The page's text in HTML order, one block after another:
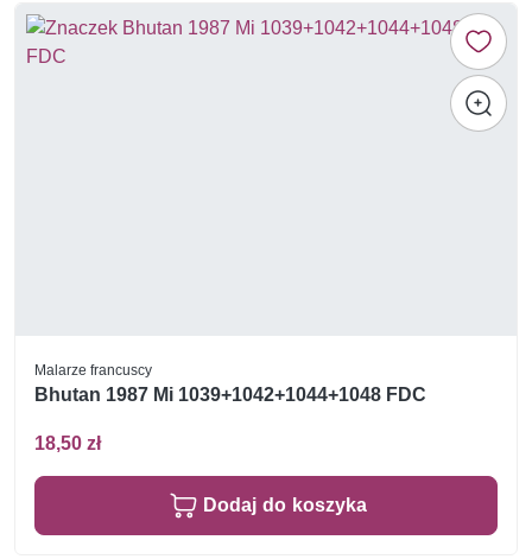
Malarze francuscy
Bhutan 1987 Mi 1039+1042+1044+1048 FDC
18,50 zł
Dodaj do koszyka